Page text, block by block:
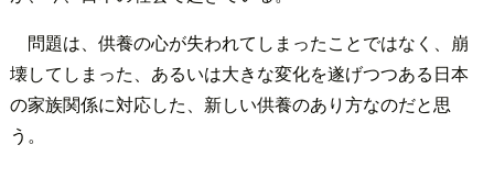
問題は、供養の心が失われてしまったことではなく、崩
壊してしまった、あるいは大きな変化を遂げつつある日本
の家族関係に対応した、新しい供養のあり方なのだと思
う。